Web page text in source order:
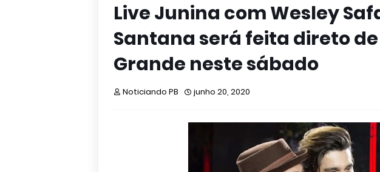
Live Junina com Wesley
Santana será feita direto
Grande neste sábado
Noticiando PB junho 20, 2020